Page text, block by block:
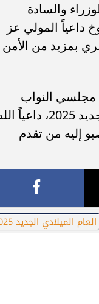
فتاوى بأقلامهم